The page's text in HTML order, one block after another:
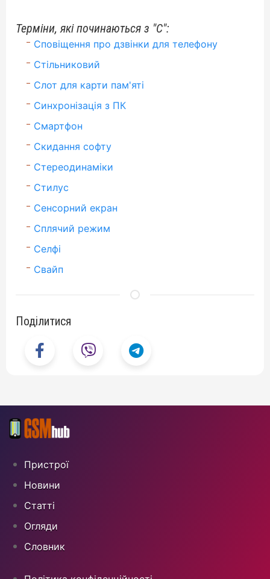
Терміни, які починаються з "С":
Сповіщення про дзвінки для телефону
Стільниковий
Слот для карти пам'яті
Синхронізація з ПК
Смартфон
Скидання софту
Стереодинаміки
Стилус
Сенсорний екран
Сплячий режим
Селфі
Свайп
Поділитися
Пристрої
Новини
Статті
Огляди
Cловник